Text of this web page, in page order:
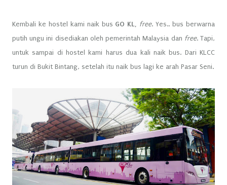
Kembali ke hostel kami naik bus GO KL, free. Yes.. bus berwarna
putih ungu ini disediakan oleh pemerintah Malaysia dan free. Tapi,
untuk sampai di hostel kami harus dua kali naik bus. Dari KLCC
turun di Bukit Bintang, setelah itu naik bus lagi ke arah Pasar Seni.